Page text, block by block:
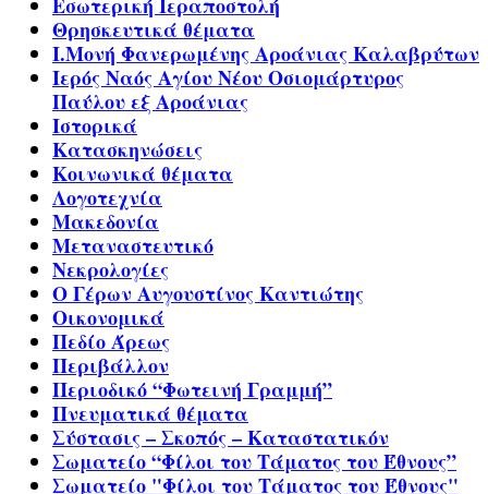
Θρησκευτικά θέματα
Ι.Μονή Φανερωμένης Αροάνιας Καλαβρύτων
Ιερός Ναός Αγίου Νέου Οσιομάρτυρος
Παύλου εξ Αροάνιας
Ιστορικά
Κατασκηνώσεις
Κοινωνικά θέματα
Λογοτεχνία
Μακεδονία
Μεταναστευτικό
Νεκρολογίες
Ο Γέρων Αυγουστίνος Καντιώτης
Οικονομικά
Πεδίο Άρεως
Περιβάλλον
Περιοδικό “Φωτεινή Γραμμή”
Πνευματικά θέματα
Σύστασις – Σκοπός – Καταστατικόν
Σωματείο “Φίλοι του Τάματος του Έθνους”
Σωματείο "Φίλοι του Τάματος του Έθνους"